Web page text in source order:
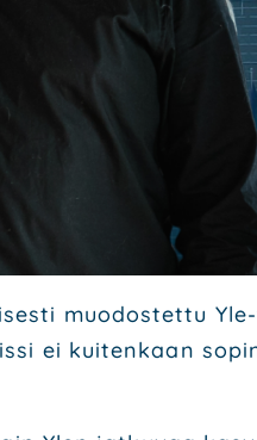
muo­dos­tet­tu
ei kui­ten­kaan